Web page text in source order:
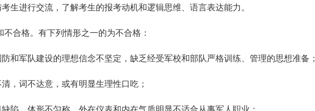
生进行交流，了解考生的报考动机和逻辑思维、语言表达能力。
合格。有下列情形之一的为不合格：
防和军队建设的理想信念不坚定，缺乏经受军校和部队严格训练、管理的思想准备；
，词不达意，或有明显生理性口吃；
陷，体形不匀称，外在仪表和内在气质明显不适合从事军人职业；